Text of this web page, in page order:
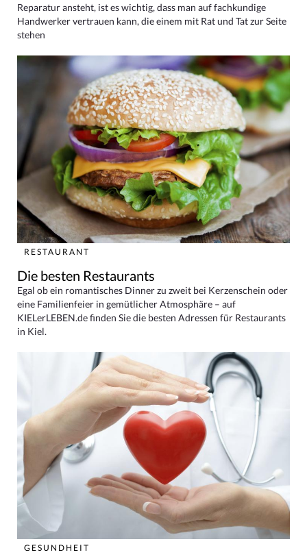
Reparatur ansteht, ist es wichtig, dass man auf fachkundige
Handwerker vertrauen kann, die einem mit Rat und Tat zur Seite
stehen
RESTAURANT
Die besten Restaurants
Egal ob ein romantisches Dinner zu zweit bei Kerzenschein oder
eine Familienfeier in gemütlicher Atmosphäre – auf
KIELerLEBEN.de finden Sie die besten Adressen für Restaurants
in Kiel.
GESUNDHEIT